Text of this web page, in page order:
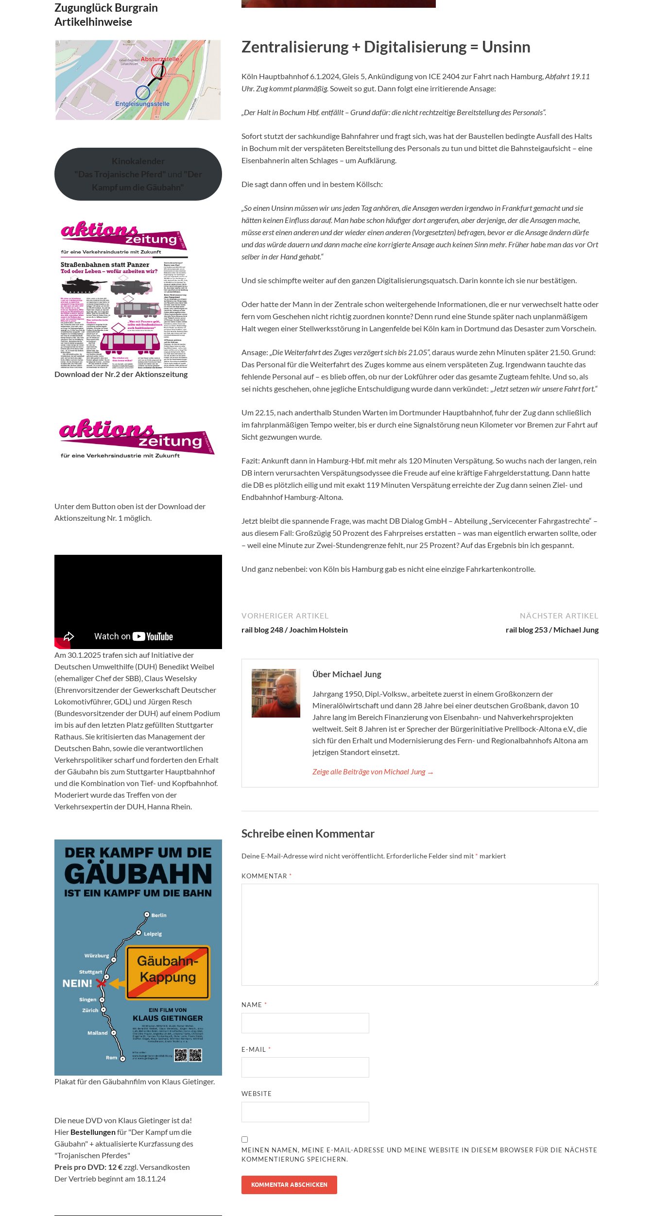
Zentralisierung + Digitalisierung = Unsinn
Köln Hauptbahnhof 6.1.2024, Gleis 5, Ankündigung von ICE 2404 zur Fahrt nach Hamburg,Abfahrt 19.11
Uhr. Zug kommt planmäßig.Soweit so gut. Dann folgt eine irritierende Ansage:
„Der Halt in Bochum Hbf. entfällt – Grund dafür: die nicht rechtzeitige Bereitstellung des Personals“.
Sofort stutzt der sachkundige Bahnfahrer und fragt sich, was hat der Baustellen bedingte Ausfall des Halts
in Bochum mit der verspäteten Bereitstellung des Personals zu tun und bittet die Bahnsteigaufsicht – eine
Eisenbahnerin alten Schlages – um Aufklärung.
Die sagt dann offen und in bestem Köllsch:
„So einen Unsinn müssen wir uns jeden Tag anhören, die Ansagen werden irgendwo in Frankfurt gemacht und sie
hätten keinen Einfluss darauf. Man habe schon häufiger dort angerufen, aber derjenige, der die Ansagen mache,
müsse erst einen anderen und der wieder einen anderen (Vorgesetzten) befragen, bevor er die Ansage ändern dürfe
und das würde dauern und dann mache eine korrigierte Ansage auch keinen Sinn mehr. Früher habe man das vor Ort
selber in der Hand gehabt.“
Und sie schimpfte weiter auf den ganzen Digitalisierungsquatsch. Darin konnte ich sie nur bestätigen.
Oder hatte der Mann in der Zentrale schon weitergehende Informationen, die er nur verwechselt hatte oder
fern vom Geschehen nicht richtig zuordnen konnte? Denn rund eine Stunde später nach unplanmäßigem
Halt wegen einer Stellwerksstörung in Langenfelde bei Köln kam in Dortmund das Desaster zum Vorschein.
Ansage: „Die Weiterfahrt des Zuges verzögert sich bis 21.05“, daraus wurde zehn Minuten später 21.50. Grund:
Das Personal für die Weiterfahrt des Zuges komme aus einem verspäteten Zug. Irgendwann tauchte das
fehlende Personal auf – es blieb offen, ob nur der Lokführer oder das gesamte Zugteam fehlte. Und so, als
sei nichts geschehen, ohne jegliche Entschuldigung wurde dann verkündet: „Jetzt setzen wir unsere Fahrt fort.“
Um 22.15, nach anderthalb Stunden Warten im Dortmunder Hauptbahnhof, fuhr der Zug dann schließlich
im fahrplanmäßigen Tempo weiter, bis er durch eine Signalstörung neun Kilometer vor Bremen zur Fahrt auf
Sicht gezwungen wurde.
Fazit: Ankunft dann in Hamburg-Hbf. mit mehr als 120 Minuten Verspätung. So wuchs nach der langen, rein
DB intern verursachten Verspätungsodyssee die Freude auf eine kräftige Fahrgelderstattung. Dann hatte
die DB es plötzlich eilig und mit exakt 119 Minuten Verspätung erreichte der Zug dann seinen Ziel- und
Endbahnhof Hamburg-Altona.
Jetzt bleibt die spannende Frage, was macht DB Dialog GmbH – Abteilung „Servicecenter Fahrgastrechte“ –
aus diesem Fall: Großzügig 50 Prozent des Fahrpreises erstatten – was man eigentlich erwarten sollte, oder
– weil eine Minute zur Zwei-Stundengrenze fehlt, nur 25 Prozent? Auf das Ergebnis bin ich gespannt.
Und ganz nebenbei: von Köln bis Hamburg gab es nicht eine einzige Fahrkartenkontrolle.
VORHERIGER ARTIKEL
rail blog 248 / Joachim Holstein
NÄCHSTER ARTIKEL
rail blog 253 / Michael Jung
Über Michael Jung
Jahrgang 1950, Dipl.-Volksw., arbeitete zuerst in einem Großkonzern der
Mineralölwirtschaft und dann 28 Jahre bei einer deutschen Großbank, davon 10
Jahre lang im Bereich Finanzierung von Eisenbahn- und Nahverkehrsprojekten
weltweit. Seit 8 Jahren ist er Sprecher der Bürgerinitiative Prellbock-Altona e.V., die
sich für den Erhalt und Modernisierung des Fern- und Regionalbahnhofs Altona am
jetzigen Standort einsetzt.
Zeige alle Beiträge von Michael Jung →
Schreibe einen Kommentar
Deine E-Mail-Adresse wird nicht veröffentlicht. Erforderliche Felder sind mit * markiert
KOMMENTAR *
NAME *
E-MAIL *
WEBSITE
MEINEN NAMEN, MEINE E-MAIL-ADRESSE UND MEINE WEBSITE IN DIESEM BROWSER FÜR DIE NÄCHSTE
KOMMENTIERUNG SPEICHERN.
Zugunglück Burgrain
Artikelhinweise
Kinokalender
"Das Trojanische Pferd" und "Der
Kampf um die Gäubahn"
Download der Nr.2 der Aktionszeitung
Unter dem Button oben ist der Download der
Aktionszeitung Nr. 1 möglich.
Am 30.1.2025 trafen sich auf Initiative der
Deutschen Umwelthilfe (DUH) Benedikt Weibel
(ehemaliger Chef der SBB), Claus Weselsky
(Ehrenvorsitzender der Gewerkschaft Deutscher
Lokomotivführer, GDL) und Jürgen Resch
(Bundesvorsitzender der DUH) auf einem Podium
im bis auf den letzten Platz gefüllten Stuttgarter
Rathaus. Sie kritisierten das Management der
Deutschen Bahn, sowie die verantwortlichen
Verkehrspolitiker scharf und forderten den Erhalt
der Gäubahn bis zum Stuttgarter Hauptbahnhof
und die Kombination von Tief- und Kopfbahnhof.
Moderiert wurde das Treffen von der
Verkehrsexpertin der DUH, Hanna Rhein.
Plakat für den Gäubahnfilm von Klaus Gietinger.
Die neue DVD von Klaus Gietinger ist da!
Hier Bestellungenfür "Der Kampf um die
Gäubahn" + aktualisierte Kurzfassung des
"Trojanischen Pferdes"
Preis pro DVD: 12 €zzgl. Versandkosten
Der Vertrieb beginnt am 18.11.24